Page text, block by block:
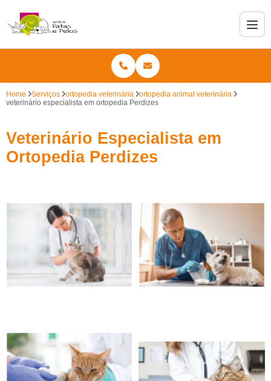
Home Serviços ortopedia veterinária
ortopedia animal veterinária
veterinário especialista em ortopedia Perdizes
Veterinário Especialista em
Ortopedia Perdizes